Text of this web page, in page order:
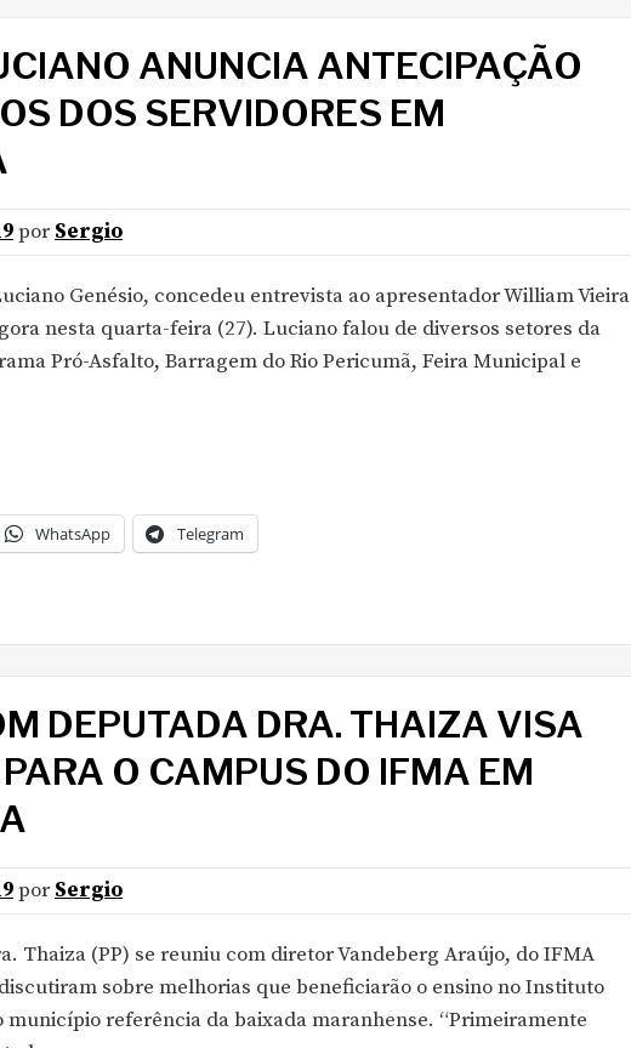
ANUNCIA ANTECIPAÇÃO
DOS SERVIDORES EM
por Sergio
Genésio, concedeu entrevista ao apresentador William Vieira
nesta quarta-feira (27). Luciano falou de diversos setores da
Pró-Asfalto, Barragem do Rio Pericumã, Feira Municipal e
WhatsApp Telegram
DEPUTADA DRA. THAIZA VISA
O CAMPUS DO IFMA EM
por Sergio
Thaiza (PP) se reuniu com diretor Vandeberg Araújo, do IFMA
sobre melhorias que beneficiarão o ensino no Instituto
município referência da baixada maranhense. “Primeiramente